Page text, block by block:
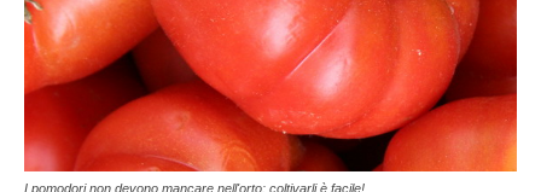
I pomodori non devono mancare nell'orto: coltivarli è facile!